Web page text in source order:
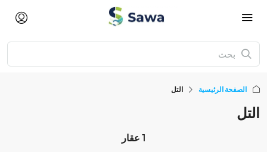
الصفحة الرئيسية التل
التل
1 عقار